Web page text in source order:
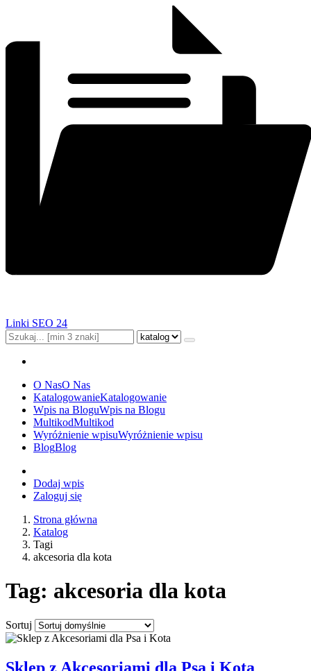
Linki SEO 24
O NasO Nas
KatalogowanieKatalogowanie
Wpis na BloguWpis na Blogu
MultikodMultikod
Wyróżnienie wpisuWyróżnienie wpisu
BlogBlog
Dodaj wpis
Zaloguj się
Strona główna
Katalog
Tagi
akcesoria dla kota
Tag: akcesoria dla kota
Sortuj
Sklep z Akcesoriami dla Psa i Kota